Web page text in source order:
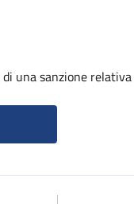
una sanzione